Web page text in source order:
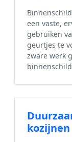
een vaste,
gebruiken
geurtjes te
zware werk
kozijnen